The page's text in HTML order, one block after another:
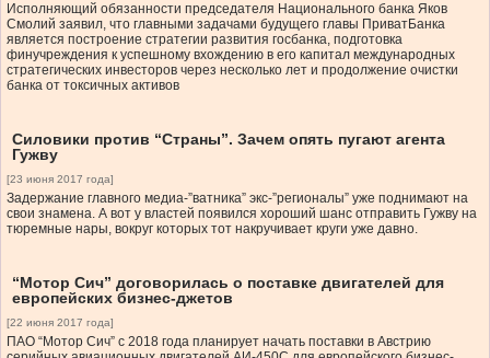
Исполняющий обязанности председателя Национального банка Яков
Смолий заявил, что главными задачами будущего главы ПриватБанка
является построение стратегии развития госбанка, подготовка
финучреждения к успешному вхождению в его капитал международных
стратегических инвесторов через несколько лет и продолжение очистки
банка от токсичных активов
Силовики против “Страны”. Зачем опять пугают агента
Гужву
[23 июня 2017 года]
Задержание главного медиа-”ватника” экс-”регионалы” уже поднимают на
свои знамена. А вот у властей появился хороший шанс отправить Гужву на
тюремные нары, вокруг которых тот накручивает круги уже давно.
“Мотор Сич” договорилась о поставке двигателей для
европейских бизнес-джетов
[22 июня 2017 года]
ПАО “Мотор Сич” с 2018 года планирует начать поставки в Австрию